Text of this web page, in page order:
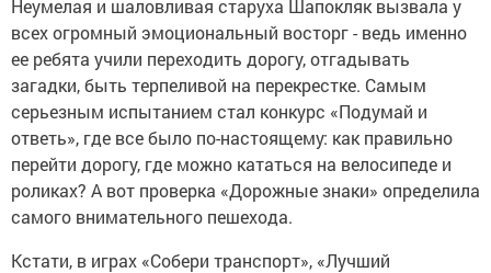
Неумелая и шаловливая старуха Шапокляк вызвала у
всех огромный эмоциональный восторг - ведь именно
ее ребята учили переходить дорогу, отгадывать
загадки, быть терпеливой на перекрестке. Самым
серьезным испытанием стал конкурс «Подумай и
ответь», где все было по-настоящему: как правильно
перейти дорогу, где можно кататься на велосипеде и
роликах? А вот проверка «Дорожные знаки» определила
самого внимательного пешехода.
Кстати, в играх «Собери транспорт», «Лучший